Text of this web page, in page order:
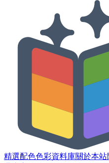
精選配色色彩資料庫關於本站